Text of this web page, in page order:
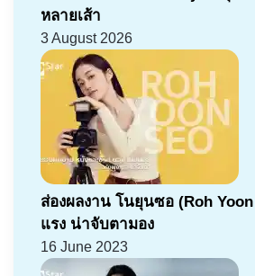
หลายเส้า
3 August 2026
ส่องผลงาน โนยุนซอ (Roh
แรง น่าจับตามอง
16 June 2023